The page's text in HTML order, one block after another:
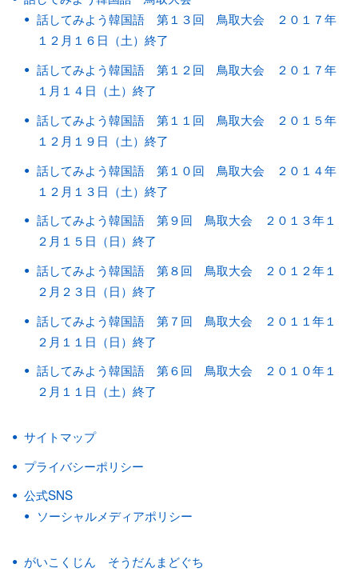
話してみよう韓国語 第１３回 鳥取大会 ２０１７年
１２月１６日（土）終了
話してみよう韓国語 第１２回 鳥取大会 ２０１７年
１月１４日（土）終了
話してみよう韓国語 第１１回 鳥取大会 ２０１５年
１２月１９日（土）終了
話してみよう韓国語 第１０回 鳥取大会 ２０１４年
１２月１３日（土）終了
話してみよう韓国語 第９回 鳥取大会 ２０１３年１
２月１５日（日）終了
話してみよう韓国語 第８回 鳥取大会 ２０１２年１
２月２３日（日）終了
話してみよう韓国語 第７回 鳥取大会 ２０１１年１
２月１１日（日）終了
話してみよう韓国語 第６回 鳥取大会 ２０１０年１
２月１１日（土）終了
サイトマップ
プライバシーポリシー
公式SNS
ソーシャルメディアポリシー
がいこくじん そうだんまどぐち